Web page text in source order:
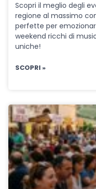
Scopri il meglio degli
regione al massimo
perfette per
weekend ricchi di
uniche!
SCOPRI »